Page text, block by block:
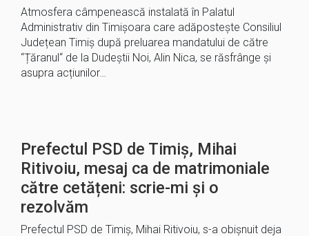
Atmosfera câmpenească instalată în Palatul
Administrativ din Timișoara care adăpostește Consiliul
Județean Timiș după preluarea mandatului de către
“Țăranul“ de la Dudeștii Noi, Alin Nica, se răsfrânge și
asupra acțiunilor…
Prefectul PSD de Timiș, Mihai
Ritivoiu, mesaj ca de matrimoniale
către cetățeni: scrie-mi şi o
rezolvăm
Prefectul PSD de Timiș, Mihai Ritivoiu, s-a obișnuit deja